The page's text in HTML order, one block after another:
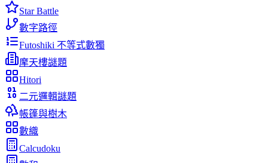
Star Battle
數字路徑
Futoshiki 不等式數獨
摩天樓謎題
Hitori
二元邏輯謎題
帳篷與樹木
數織
Calcudoku